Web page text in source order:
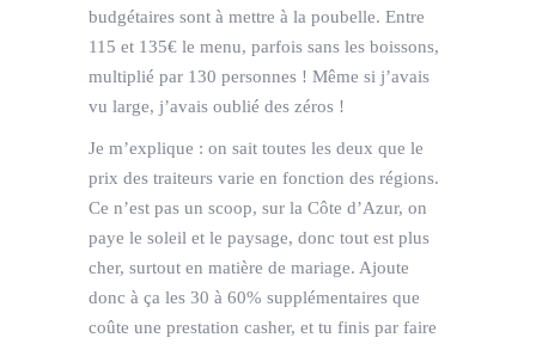
budgétaires sont à mettre à la poubelle. Entre
115 et 135€ le menu, parfois sans les boissons,
multiplié par 130 personnes ! Même si j’avais
vu large, j’avais oublié des zéros !
Je m’explique : on sait toutes les deux que le
prix des traiteurs varie en fonction des régions.
Ce n’est pas un scoop, sur la Côte d’Azur, on
paye le soleil et le paysage, donc tout est plus
cher, surtout en matière de mariage. Ajoute
donc à ça les 30 à 60% supplémentaires que
coûte une prestation casher, et tu finis par faire